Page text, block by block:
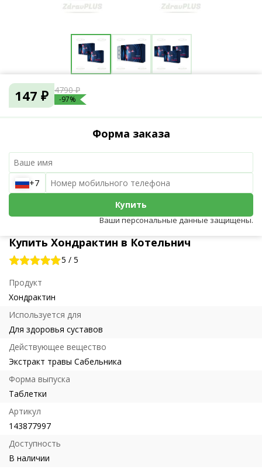
Купить Хондрактин в Котельнич
5 / 5
Продукт
Хондрактин
Используется для
Для здоровья суставов
Действующее вещество
Экстракт травы Сабельника
Форма выпуска
Таблетки
Артикул
143877997
Доступность
В наличии
147 ₽ 4790 ₽
-97%
Форма заказа
+7
Купить
Ваши персональные данные защищены.